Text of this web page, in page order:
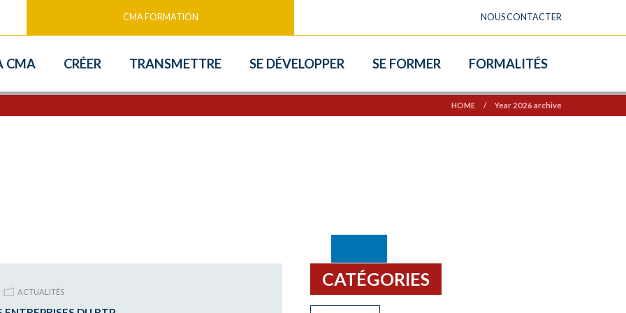
NOUS CONTACTER
CMA FORMATION
CMA CRÉER TRANSMETTRE SE DÉVELOPPER SE FORMER FORMALITÉS
HOME / Year 2026 archive
ACTUALITÉS
CATÉGORIES